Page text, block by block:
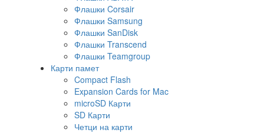
Флашки Corsair
Флашки Samsung
Флашки SanDisk
Флашки Transcend
Флашки Teamgroup
Карти памет
Compact Flash
Expansion Cards for Mac
microSD Карти
SD Карти
Четци на карти